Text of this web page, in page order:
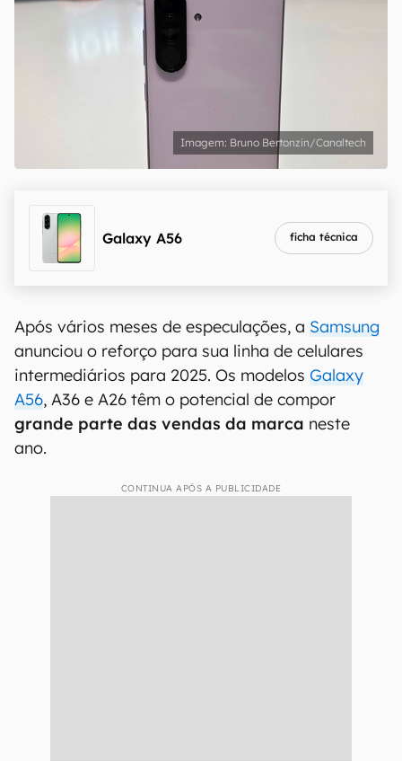
Bruno Bertonzin/Canaltech
Galaxy A56 ficha técnica
Após vários meses de especulações, a Samsung
anunciou o reforço para sua linha de celulares
intermediários para 2025. Os modelos Galaxy
A56, A36 e A26 têm o potencial de compor
grande parte das vendas da marca neste
ano.
CONTINUA APÓS A PUBLICIDADE